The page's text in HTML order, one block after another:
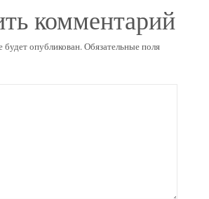
комментарий
опубликован.Обязательные поля